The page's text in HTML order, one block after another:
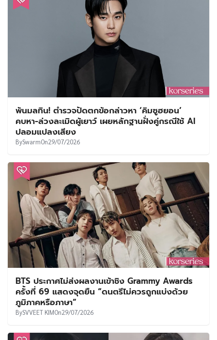
พ้นมลทิน! ตำรวจปัดตกข้อกล่าวหา ‘คิมซูฮยอน’
คบหา-ล่วงละเมิดผู้เยาว์ เผยหลักฐานฝั่งคู่กรณีใช้ AI
ปลอมแปลงเสียง
BySwarmOn29/07/2026
BTS ประกาศไม่ส่งผลงานเข้าชิง Grammy Awards
ครั้งที่ 69 แสดงจุดยืน “ดนตรีไม่ควรถูกแบ่งด้วย
ภูมิภาคหรือภาษา”
BySVVEET KIMOn29/07/2026